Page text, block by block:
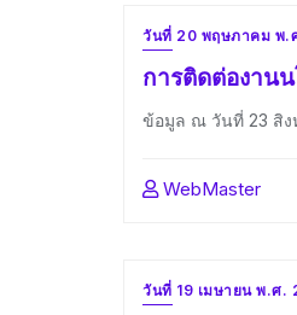
วันที่ 20 พฤษภาคม พ.
การติดต่องานน
ข้อมูล ณ วันที่ 23 สิง
WebMaster
วันที่ 19 เมษายน พ.ศ.